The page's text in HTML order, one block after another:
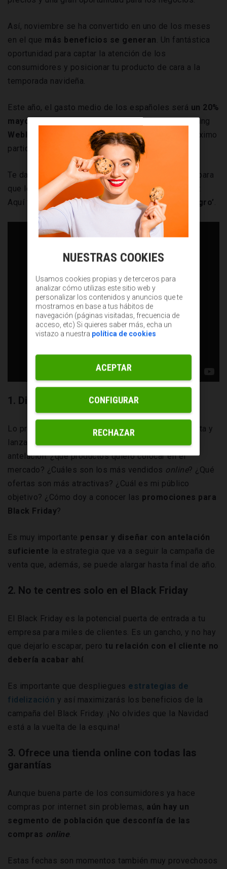
Así, noviembre se ha convertido en uno de los meses
en el que más beneficios se generan. Un fantástica
oportunidad para captar la atención de los
consumidores y posicionar tu producto de cara a la
temporada navideña.
Este año, el gasto medio de los españoles será un 20%
mayor que en 2020
, según la compañía de marketing
Webloyalty
. ¿Quieres que tu empresa saque el máximo
partido a este Black Friday?
Te damos algunos ‘tips’ paraempresas
y marcas; para
que los pongas en práctica este Black Friday 2021:
Aquí tienes10 ideas para vender el ‘Viernes Negro’.
1. Diseña una estrategia de venta
Lo primero es diseñar una buena estrategia de venta y
lanzar la campaña con, al menos, dos semanas de
antelación: ¿qué productos quiero colocar en el
mercado? ¿Cuáles son los más vendidos online? ¿Qué
ofertas son más atractivas? ¿Cuál es mi público
objetivo? ¿Cómo doy a conocer las promociones para
Black Friday?
Es muy importante pensar y diseñar con antelación
suficiente la estrategia que va a seguir la campaña de
venta que, además, se puede alargar hasta final de año.
2. No te centres solo en el Black Friday
El Black Friday es la potencial puerta de entrada a tu
empresa para miles de clientes. Es un gancho, y no hay
que dejarlo escapar, pero tu relación con el cliente no
debería acabar ahí.
Es importante que despliegues estrategias de
fidelización y así maximizarás los beneficios de la
campaña del Black Friday. ¡No olvides que la Navidad
está a la vuelta de la esquina!
3. Ofrece una tienda online con todas las
garantías
Aunque buena parte de los consumidores ya hace
compras por internet sin problemas, aún hay un
segmento de población que desconfía de las
compras online.
Estas fechas son momentos también muy provechosos
NUESTRAS COOKIES
Usamos cookies propias y de terceros para
analizar cómo utilizas este sitio web y
personalizar los contenidos y anuncios que te
mostramos en base a tus hábitos de
navegación (páginas visitadas, frecuencia de
acceso, etc) Si quieres saber más, echa un
vistazo a nuestra política de cookies
RECHAZAR
ACEPTAR
CONFIGURAR